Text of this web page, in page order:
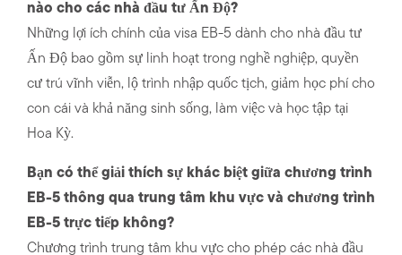
nào cho các nhà đầu tư Ấn Độ?
Những lợi ích chính của visa EB-5 dành cho nhà đầu tư
Ấn Độ bao gồm sự linh hoạt trong nghề nghiệp, quyền
cư trú vĩnh viễn, lộ trình nhập quốc tịch, giảm học phí cho
con cái và khả năng sinh sống, làm việc và học tập tại
Hoa Kỳ.
Bạn có thể giải thích sự khác biệt giữa chương trình
EB-5 thông qua trung tâm khu vực và chương trình
EB-5 trực tiếp không?
Chương trình trung tâm khu vực cho phép các nhà đầu